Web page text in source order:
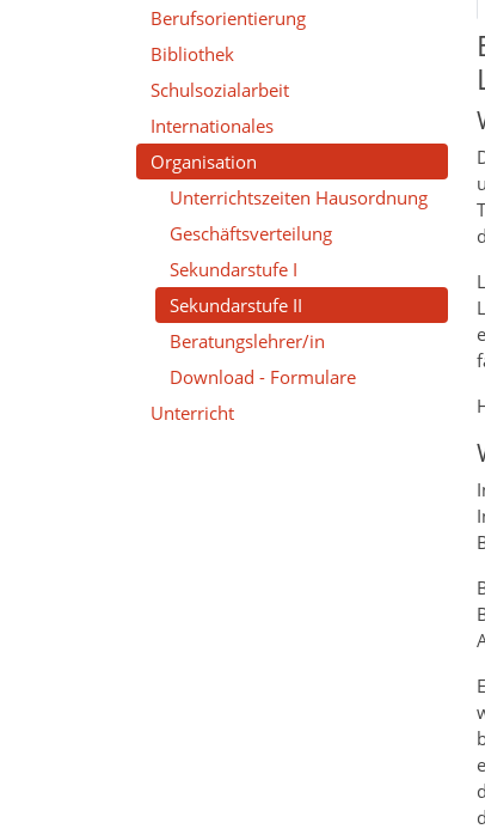
Berufsorientierung
Bibliothek
Schulsozialarbeit
Internationales
Organisation
Unterrichtszeiten Hausordnung
Geschäftsverteilung
Sekundarstufe I
Sekundarstufe II
Beratungslehrer/in
Download - Formulare
Unterricht